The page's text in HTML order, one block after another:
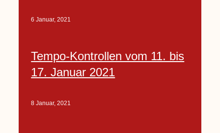
6 Januar, 2021
Tempo-Kontrollen vom 11. bis
17. Januar 2021
8 Januar, 2021